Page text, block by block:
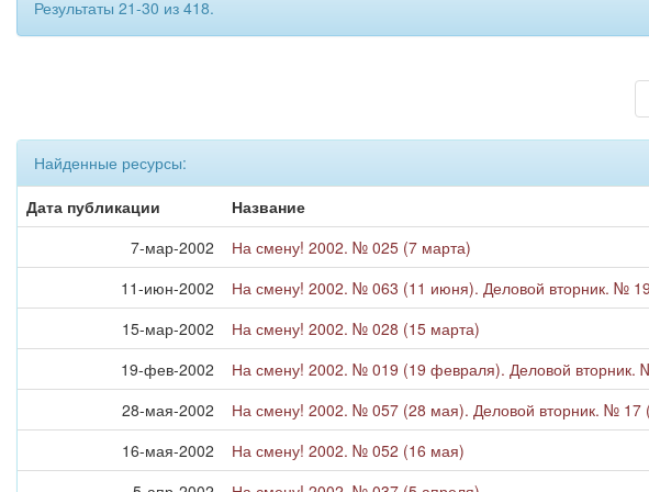
Результаты 21-30 из 418.
Найденные ресурсы:
Дата публикации
Название
7-мар-2002
На смену! 2002. № 025 (7 марта)
11-июн-2002
На смену! 2002. № 063 (11 июня). Деловой вторник. №
15-мар-2002
На смену! 2002. № 028 (15 марта)
19-фев-2002
На смену! 2002. № 019 (19 февраля). Деловой вторник.
28-мая-2002
На смену! 2002. № 057 (28 мая). Деловой вторник. № 17
16-мая-2002
На смену! 2002. № 052 (16 мая)